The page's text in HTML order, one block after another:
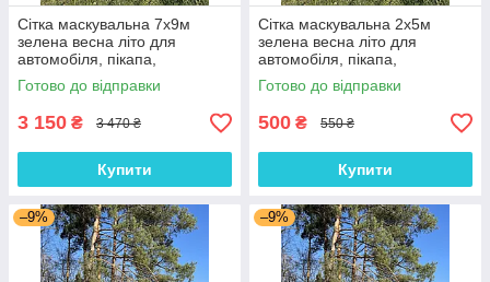
Сітка маскувальна 7х9м
зелена весна літо для
автомобіля, пікапа,
позашляховика та техніки
"Камуфляж №1"
Готово до відправки
3 150 ₴ 3 470 ₴
Купити
Сітка маскувальна 2х5м
зелена весна літо для
автомобіля, пікапа,
позашляховика та техніки
"Камуфляж №1"
Готово до відправки
500 ₴ 550 ₴
Купити
–9% –9%